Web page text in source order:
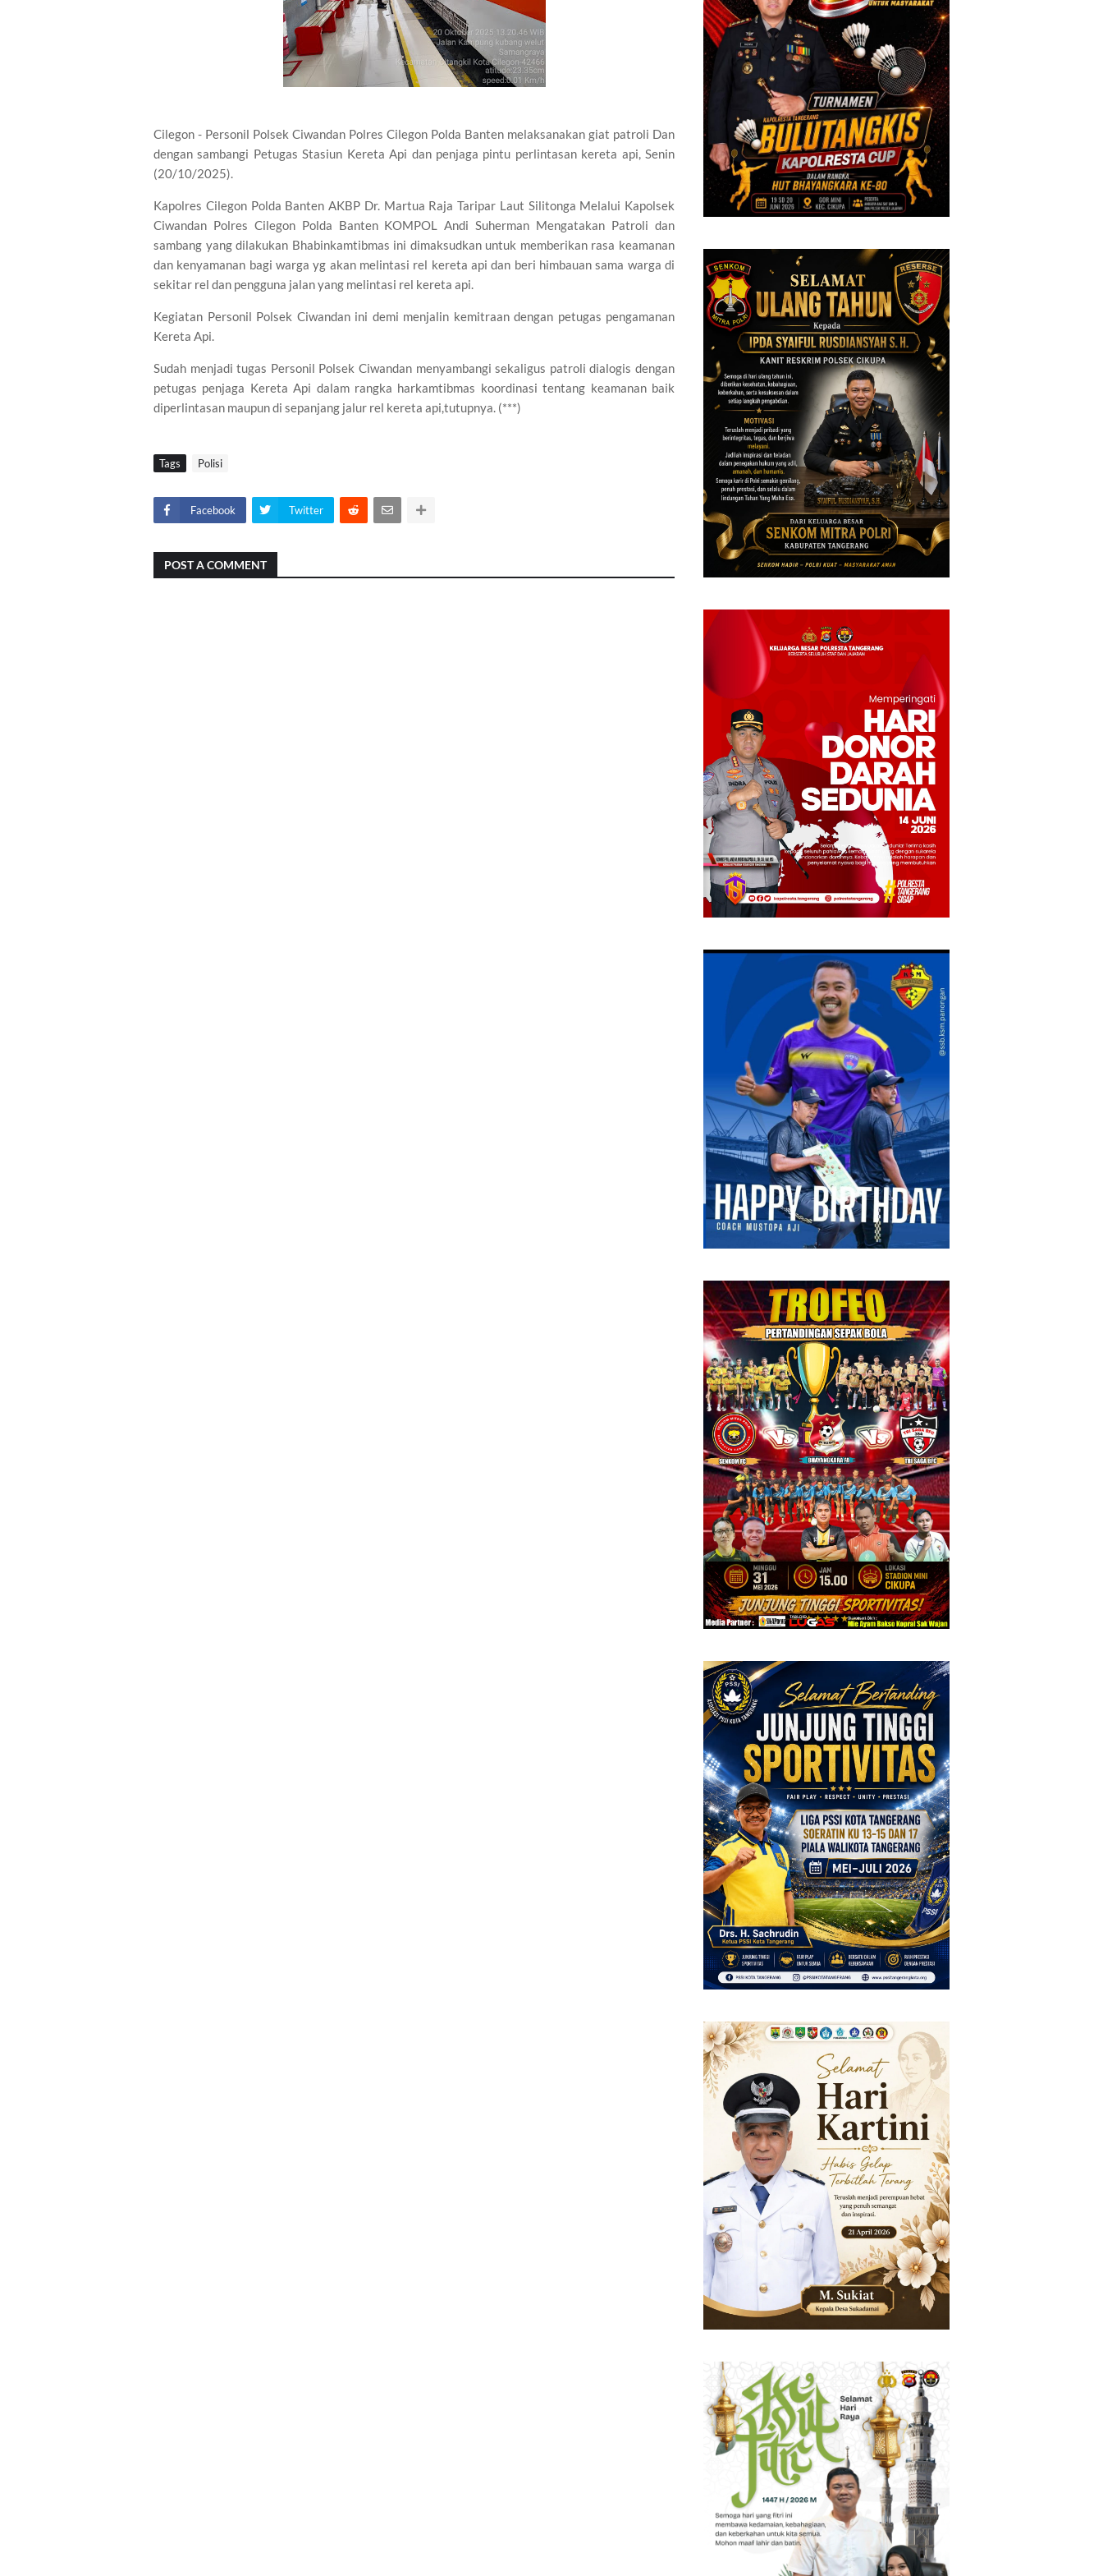
Cilegon - Personil Polsek Ciwandan Polres Cilegon Polda Banten melaksanakan giat patroli Dan
dengan sambangi Petugas Stasiun Kereta Api dan penjaga pintu perlintasan kereta api, Senin
(20/10/2025).
Kapolres Cilegon Polda Banten AKBP Dr. Martua Raja Taripar Laut Silitonga Melalui Kapolsek
Ciwandan Polres Cilegon Polda Banten KOMPOL Andi Suherman Mengatakan Patroli dan
sambang yang dilakukan Bhabinkamtibmas ini dimaksudkan untuk memberikan rasa keamanan
dan kenyamanan bagi warga yg akan melintasi rel kereta api dan beri himbauan sama warga di
sekitar rel dan pengguna jalan yang melintasi rel kereta api.
Kegiatan Personil Polsek Ciwandan ini demi menjalin kemitraan dengan petugas pengamanan
Kereta Api.
Sudah menjadi tugas Personil Polsek Ciwandan menyambangi sekaligus patroli dialogis dengan
petugas penjaga Kereta Api dalam rangka harkamtibmas koordinasi tentang keamanan baik
diperlintasan maupun di sepanjang jalur rel kereta api,tutupnya. (***)
Tags Polisi
Facebook Twitter
POST A COMMENT